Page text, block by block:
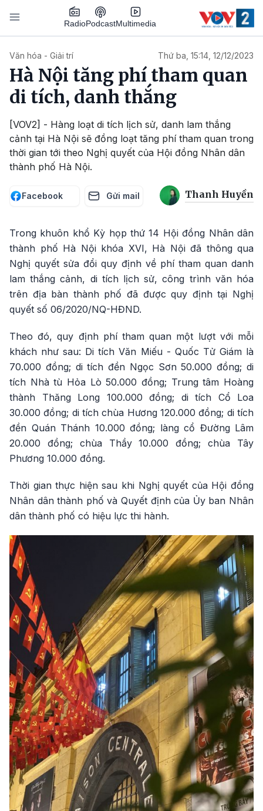
Nhảy đến nội dung
RadioPodcastMultimedia
Văn hóa - Giải trí Thứ ba, 15:14, 12/12/2023
Hà Nội tăng phí tham quan
di tích, danh thắng
[VOV2] - Hàng loạt di tích lịch sử, danh lam thắng
cảnh tại Hà Nội sẽ đồng loạt tăng phí tham quan trong
thời gian tới theo Nghị quyết của Hội đồng Nhân dân
thành phố Hà Nội.
Facebook Gửi mail Thanh Huyền
Trong khuôn khổ Kỳ họp thứ 14 Hội đồng Nhân dân
thành phố Hà Nội khóa XVI, Hà Nội đã thông qua
Nghị quyết sửa đổi quy định về phí tham quan danh
lam thắng cảnh, di tích lịch sử, công trình văn hóa
trên địa bàn thành phố đã được quy định tại Nghị
quyết số 06/2020/NQ-HĐND.
Theo đó, quy định phí tham quan một lượt với mỗi
khách như sau: Di tích Văn Miếu - Quốc Tử Giám là
70.000 đồng; di tích đền Ngọc Sơn 50.000 đồng; di
tích Nhà tù Hỏa Lò 50.000 đồng; Trung tâm Hoàng
thành Thăng Long 100.000 đồng; di tích Cổ Loa
30.000 đồng; di tích chùa Hương 120.000 đồng; di tích
đền Quán Thánh 10.000 đồng; làng cổ Đường Lâm
20.000 đồng; chùa Thầy 10.000 đồng; chùa Tây
Phương 10.000 đồng.
Thời gian thực hiện sau khi Nghị quyết của Hội đồng
Nhân dân thành phố và Quyết định của Ủy ban Nhân
dân thành phố có hiệu lực thi hành.